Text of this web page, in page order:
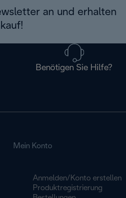
an und erhalten
Benötigen Sie Hilfe?
Mein Konto
Anmelden/Konto erstellen
Produktregistrierung